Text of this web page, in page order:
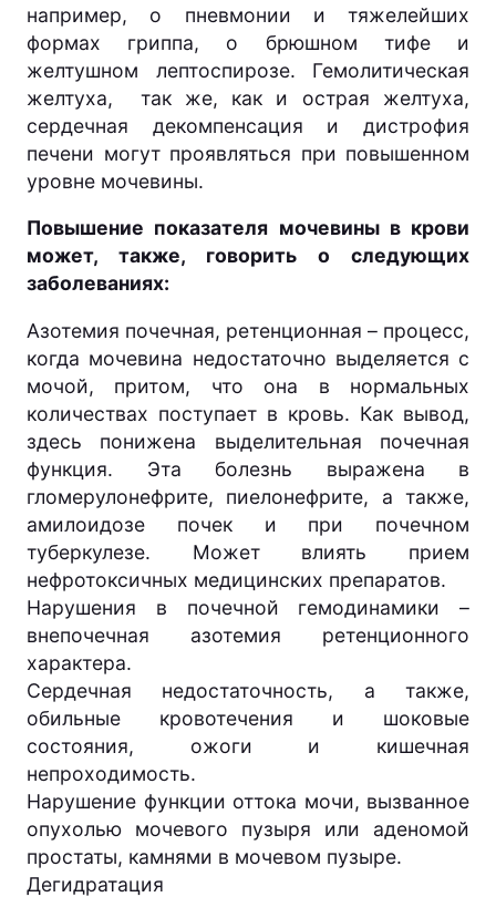
например, о пневмонии и тяжелейших
формах гриппа, о брюшном тифе и
желтушном лептоспирозе. Гемолитическая
желтуха, так же, как и острая желтуха,
сердечная декомпенсация и дистрофия
печени могут проявляться при повышенном
уровне мочевины.
Повышение показателя мочевины в крови
может, также, говорить о следующих
заболеваниях:
Азотемия почечная, ретенционная – процесс,
когда мочевина недостаточно выделяется с
мочой, притом, что она в нормальных
количествах поступает в кровь. Как вывод,
здесь понижена выделительная почечная
функция. Эта болезнь выражена в
гломерулонефрите, пиелонефрите, а также,
амилоидозе почек и при почечном
туберкулезе. Может влиять прием
нефротоксичных медицинских препаратов.
Нарушения в почечной гемодинамики –
внепочечная азотемия ретенционного
характера.
Сердечная недостаточность, а также,
обильные кровотечения и шоковые
состояния, ожоги и кишечная
непроходимость.
Нарушение функции оттока мочи, вызванное
опухолью мочевого пузыря или аденомой
простаты, камнями в мочевом пузыре.
Дегидратация